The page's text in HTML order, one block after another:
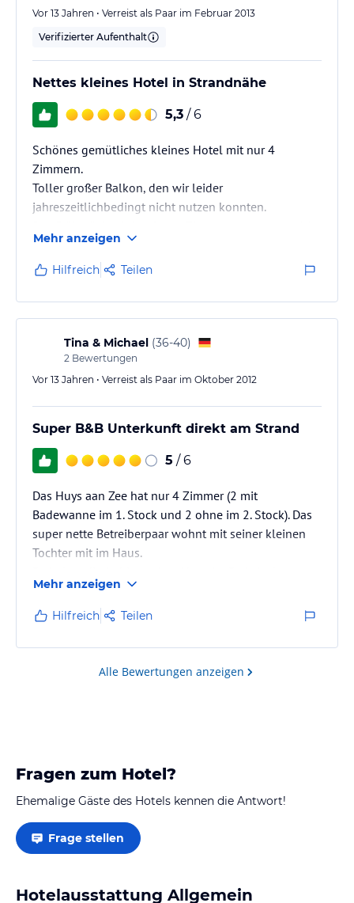
Vor 13 Jahren • Verreist als Paar im Februar 2013
Verifizierter Aufenthalt
Nettes kleines Hotel in Strandnähe
5,3 / 6
Schönes gemütliches kleines Hotel mit nur 4
Zimmern.
Toller großer Balkon, den wir leider
jahreszeitlichbedingt nicht nutzen konnten.
später betrachtet doch nicht so optimal fand.
Der Besitzer brachte es zur gewünschten Uhrzeit auf
einem Tablett ins Zimmer, also musste man sich doch
fertigmachen, um ihn einzulassen und konnte sich
nicht spontan umentscheiden. Der Kaffee aus der
Padmaschine schmeckte mr überhaupt nicht und die
Sitzgelegenheit zum Frühstücken…
Mehr anzeigen
Hilfreich Teilen
Tina & Michael (36-40)
2 Bewertungen
Vor 13 Jahren • Verreist als Paar im Oktober 2012
Super B&B Unterkunft direkt am Strand
5 / 6
Das Huys aan Zee hat nur 4 Zimmer (2 mit
Badewanne im 1. Stock und 2 ohne im 2. Stock). Das
super nette Betreiberpaar wohnt mit seiner kleinen
Tochter mit im Haus.
wichtig in Domburg !!
Mehr anzeigen
Hilfreich Teilen
Alle Bewertungen anzeigen
Fragen zum Hotel?
Ehemalige Gäste des Hotels kennen die Antwort!
Frage stellen
Hotelausstattung Allgemein